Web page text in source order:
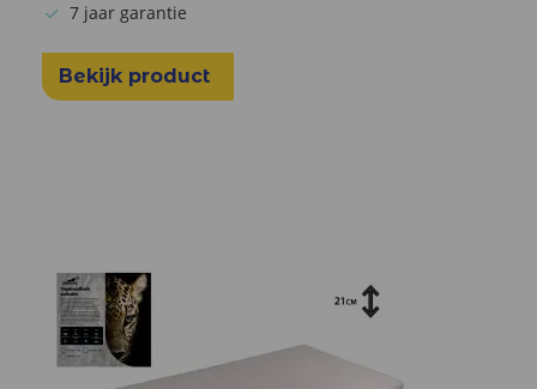
7 jaar garantie
Bekijk product